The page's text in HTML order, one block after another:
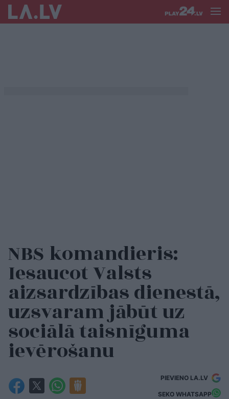
NBS komandieris:
Iesaucot Valsts
aizsardzības dienestā,
uzsvaram jābūt uz
sociālā taisnīguma
ievērošanu
PIEVIENO LA.LV
SEKO WHATSAPP